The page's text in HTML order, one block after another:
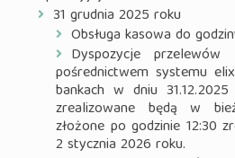
31 grudnia 2025 roku
Obsługa kasowa do
Dyspozycje
pośrednictwem systemu
bankach w dniu
zrealizowane będą w
złożone po godzinie 12:30
2 stycznia 2026 roku.